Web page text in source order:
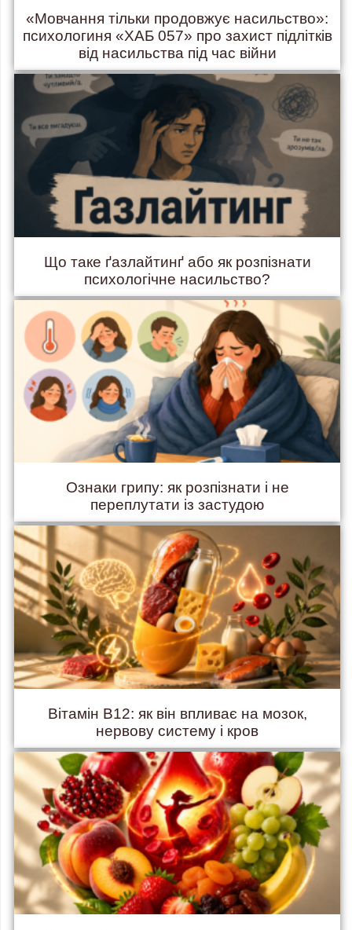
«Мовчання тільки продовжує насильство»:
психологиня «ХАБ 057» про захист підлітків
від насильства під час війни
Що таке ґазлайтинґ або як розпізнати
психологічне насильство?
Ознаки грипу: як розпізнати і не
переплутати із застудою
Вітамін B12: як він впливає на мозок,
нервову систему і кров